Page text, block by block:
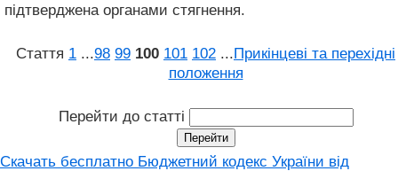
підтверджена органами стягнення.
Стаття 1 ...98 99 100 101 102 ...Прикінцеві та перехідні
положення
Перейти до статті
Скачать бесплатно Бюджетний кодекс України від